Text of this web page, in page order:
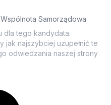
Samorządowa
dla tego kandydata.
jak najszybciej uzupełnić te
odwiedzania naszej strony